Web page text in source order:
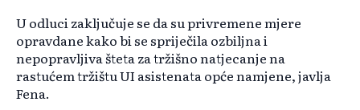
U odluci zaključuje se da su privremene mjere
opravdane kako bi se spriječila ozbiljna i
nepopravljiva šteta za tržišno natjecanje na
rastućem tržištu UI asistenata opće namjene, javlja
Fena.